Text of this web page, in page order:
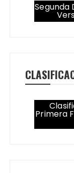
Segunda
Primera